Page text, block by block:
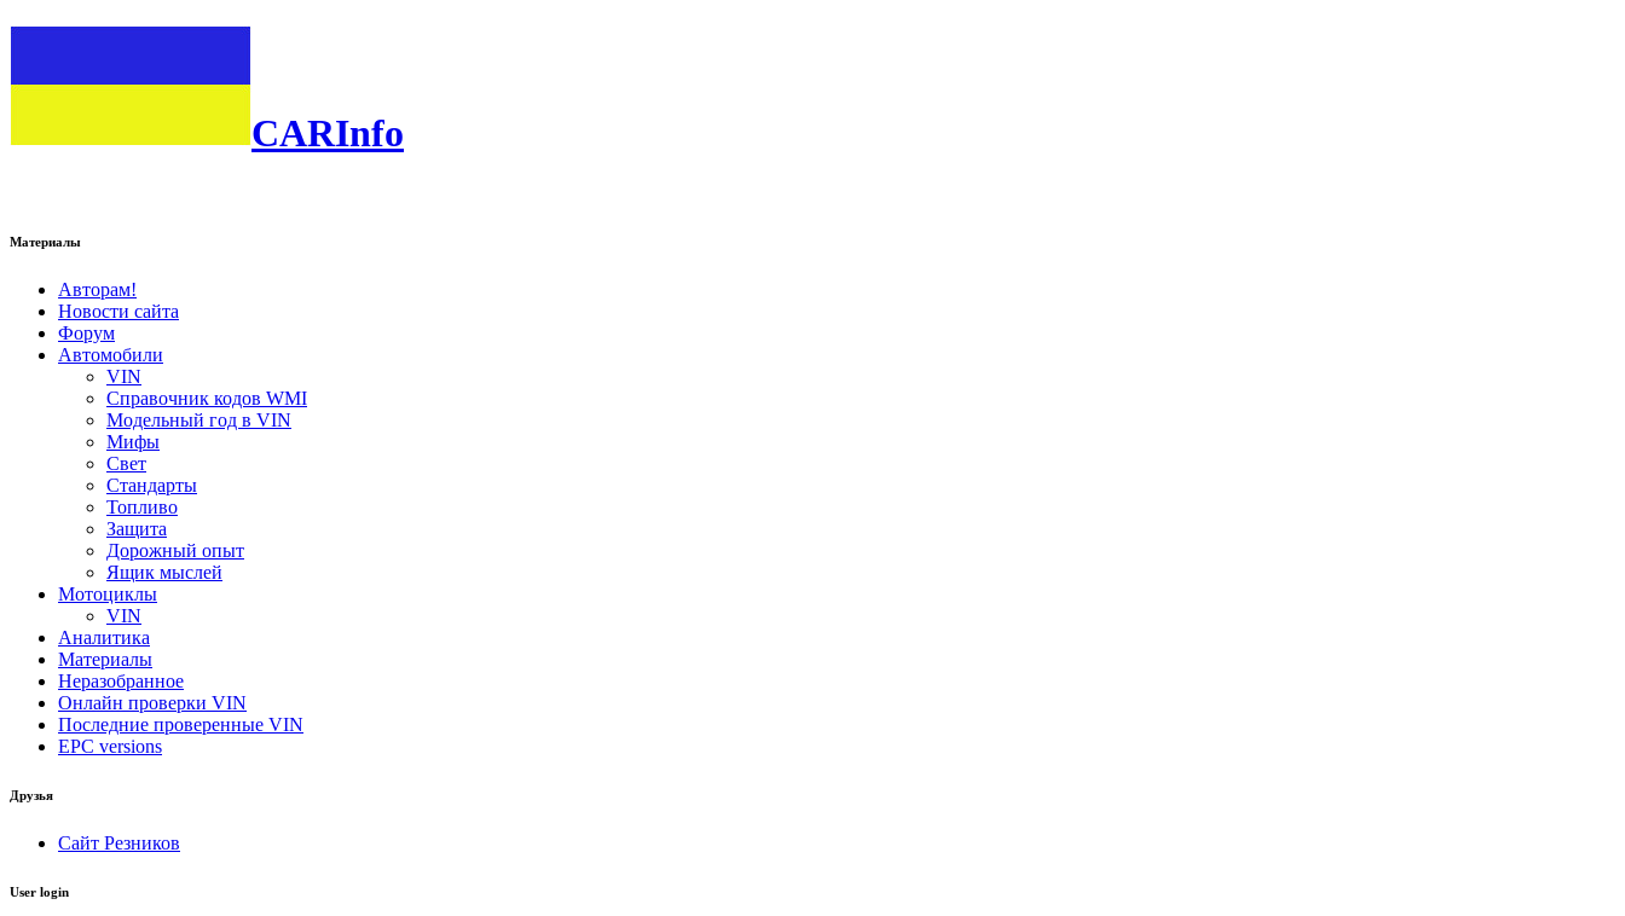
CARInfo
Материалы
Авторам!
Новости сайта
Форум
Автомобили
VIN
Справочник кодов WMI
Модельный год в VIN
Мифы
Свет
Стандарты
Топливо
Защита
Дорожный опыт
Ящик мыслей
Мотоциклы
VIN
Аналитика
Материалы
Неразобранное
Онлайн проверки VIN
Последние проверенные VIN
EPC versions
Друзья
Сайт Резников
User login